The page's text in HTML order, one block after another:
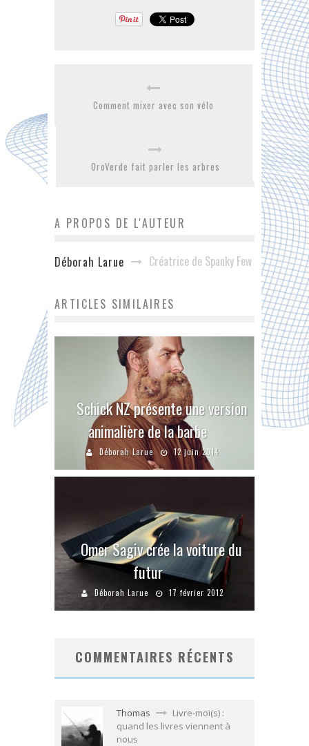
Comment mixer avec son vélo
OroVerde fait parler les arbres
A PROPOS DE L'AUTEUR
Déborah Larue Créatrice de Spanky Few
ARTICLES SIMILAIRES
Schick NZ présente une version
animalière de la barbe
Déborah Larue 12 juin 2014
Omer Sagiv crée la voiture du
futur
Déborah Larue 17 février 2012
COMMENTAIRES RÉCENTS
Thomas
Livre-moi(s) :
quand les livres viennent à
nous